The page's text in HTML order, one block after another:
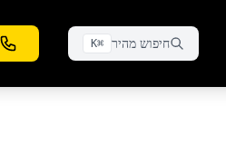
חיפוש מהיר ⌘
K